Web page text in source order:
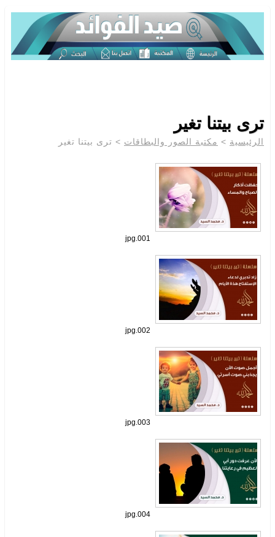
ترى بيتنا تغير
الرئيسية > مكتبة الصور والبطاقات > ترى بيتنا تغير
001.jpg
002.jpg
003.jpg
004.jpg